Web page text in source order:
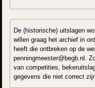
De (historische) uitslagen
willen graag het archief in
heeft die ontbreken op de
penningmeester@begb.nl.
van competities,
gegevens die niet correct